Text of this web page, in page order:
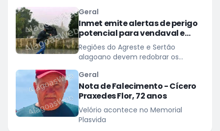
Geral
Inmet emite alertas de perigo
potencial para vendaval e
baixa umidade em Alagoas
Regiões do Agreste e Sertão
alagoano devem redobrar os
km/h
Geral
Nota de Falecimento - Cícero
Praxedes Flor, 72 anos
Velório acontece no Memorial
Plasvida